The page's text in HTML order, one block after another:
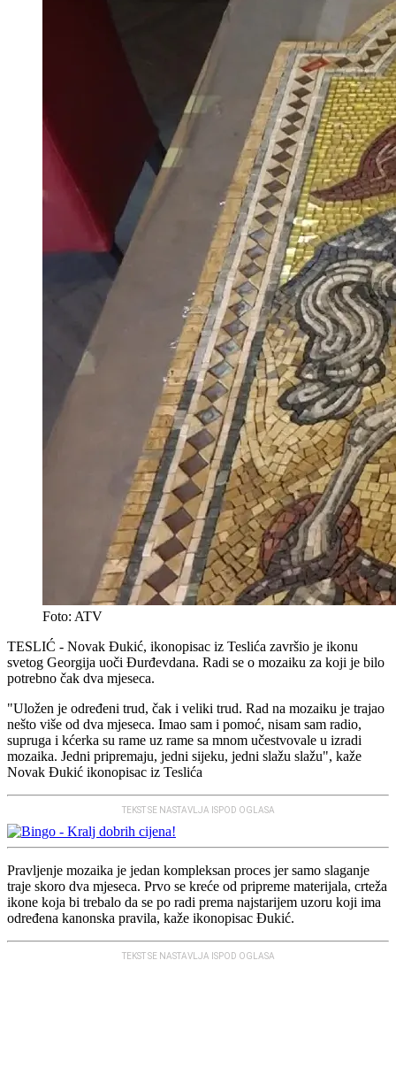
Foto: ATV
TESLIĆ - Novak Đukić, ikonopisac iz Teslića završio je ikonu
svetog Georgija uoči Đurđevdana. Radi se o mozaiku za koji je bilo
potrebno čak dva mjeseca.
"Uložen je određeni trud, čak i veliki trud. Rad na mozaiku je trajao
nešto više od dva mjeseca. Imao sam i pomoć, nisam sam radio,
supruga i kćerka su rame uz rame sa mnom učestvovale u izradi
mozaika. Jedni pripremaju, jedni sijeku, jedni slažu slažu", kaže
Novak Đukić ikonopisac iz Teslića
TEKST SE NASTAVLJA ISPOD OGLASA
Pravljenje mozaika je jedan kompleksan proces jer samo slaganje
traje skoro dva mjeseca. Prvo se kreće od pripreme materijala, crteža
ikone koja bi trebalo da se po radi prema najstarijem uzoru koji ima
određena kanonska pravila, kaže ikonopisac Đukić.
TEKST SE NASTAVLJA ISPOD OGLASA